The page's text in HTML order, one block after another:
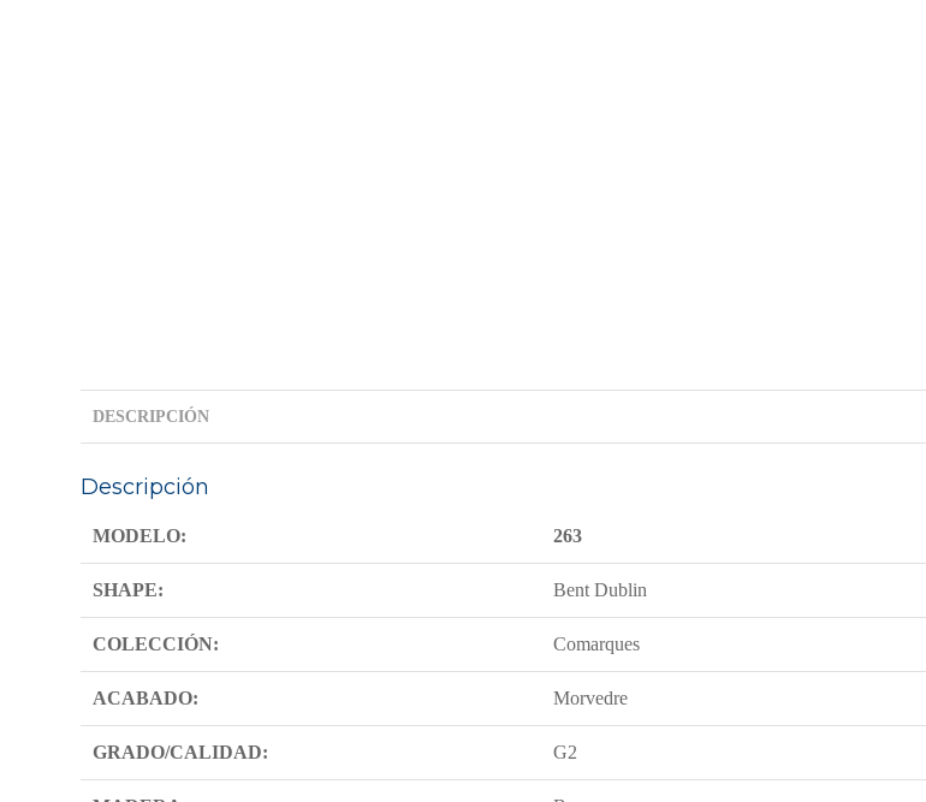
DESCRIPCIÓN
Descripción
MODELO: 263
SHAPE: Bent Dublin
COLECCIÓN: Comarques
ACABADO: Morvedre
GRADO/CALIDAD: G2